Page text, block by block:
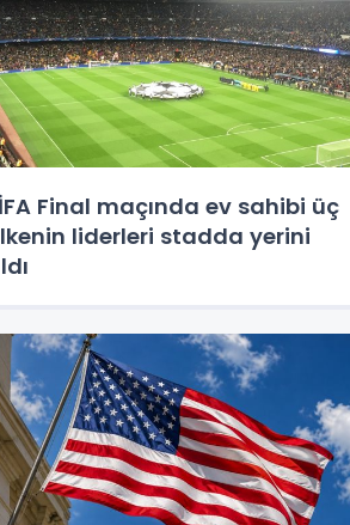
Final maçında ev sahibi üç
liderleri stadda yerini